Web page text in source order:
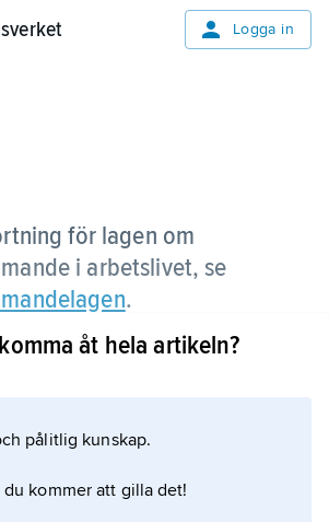
Logga in
för lagen om
i arbetslivet, se
.
om artikeln
åt hela artikeln?
pålitlig kunskap.
du kommer att gilla det!